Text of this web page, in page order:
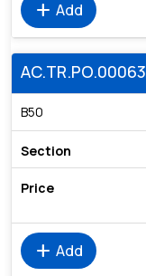
add Add
AC.TR.PO.00063
B50
add Add